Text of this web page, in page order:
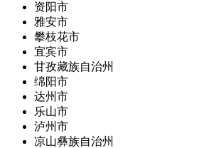
资阳市
雅安市
攀枝花市
宜宾市
甘孜藏族自治州
绵阳市
达州市
乐山市
泸州市
凉山彝族自治州